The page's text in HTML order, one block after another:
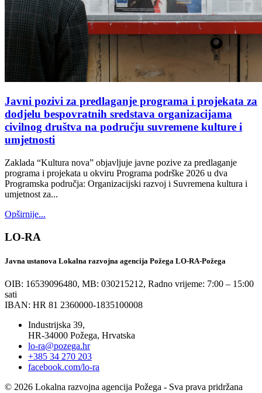
Javni pozivi za predlaganje programa i projekata za
dodjelu bespovratnih sredstava organizacijama
civilnog društva na području suvremene kulture i
umjetnosti
Zaklada “Kultura nova” objavljuje javne pozive za predlaganje
programa i projekata u okviru Programa podrške 2026 u dva
Programska područja: Organizacijski razvoj i Suvremena kultura i
umjetnost za...
Opširnije...
LO-RA
Javna ustanova Lokalna razvojna agencija Požega LO-RA-Požega
OIB: 16539096480, MB: 030215212, Radno vrijeme: 7:00 – 15:00
sati
IBAN: HR 81 2360000-1835100008
Industrijska 39,
HR-34000 Požega, Hrvatska
lo-ra@pozega.hr
+385 34 270 203
facebook.com/lo-ra
© 2026 Lokalna razvojna agencija Požega - Sva prava pridržana